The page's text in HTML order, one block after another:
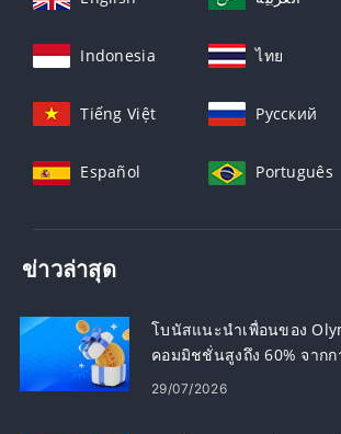
Indonesia ไทย
Tiếng Việt Русский
Español Português
ข่าวล่าสุด
โบนัสแนะนำเพื่อนของ
คอมมิชชั่นสูงถึง 60% จากก
29/07/2026